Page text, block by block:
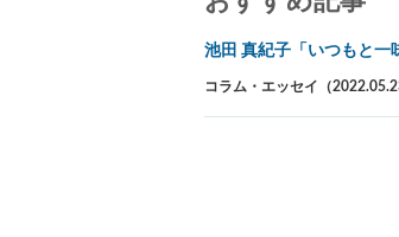
池田 真紀子「いつもと一
コラム・エッセイ（